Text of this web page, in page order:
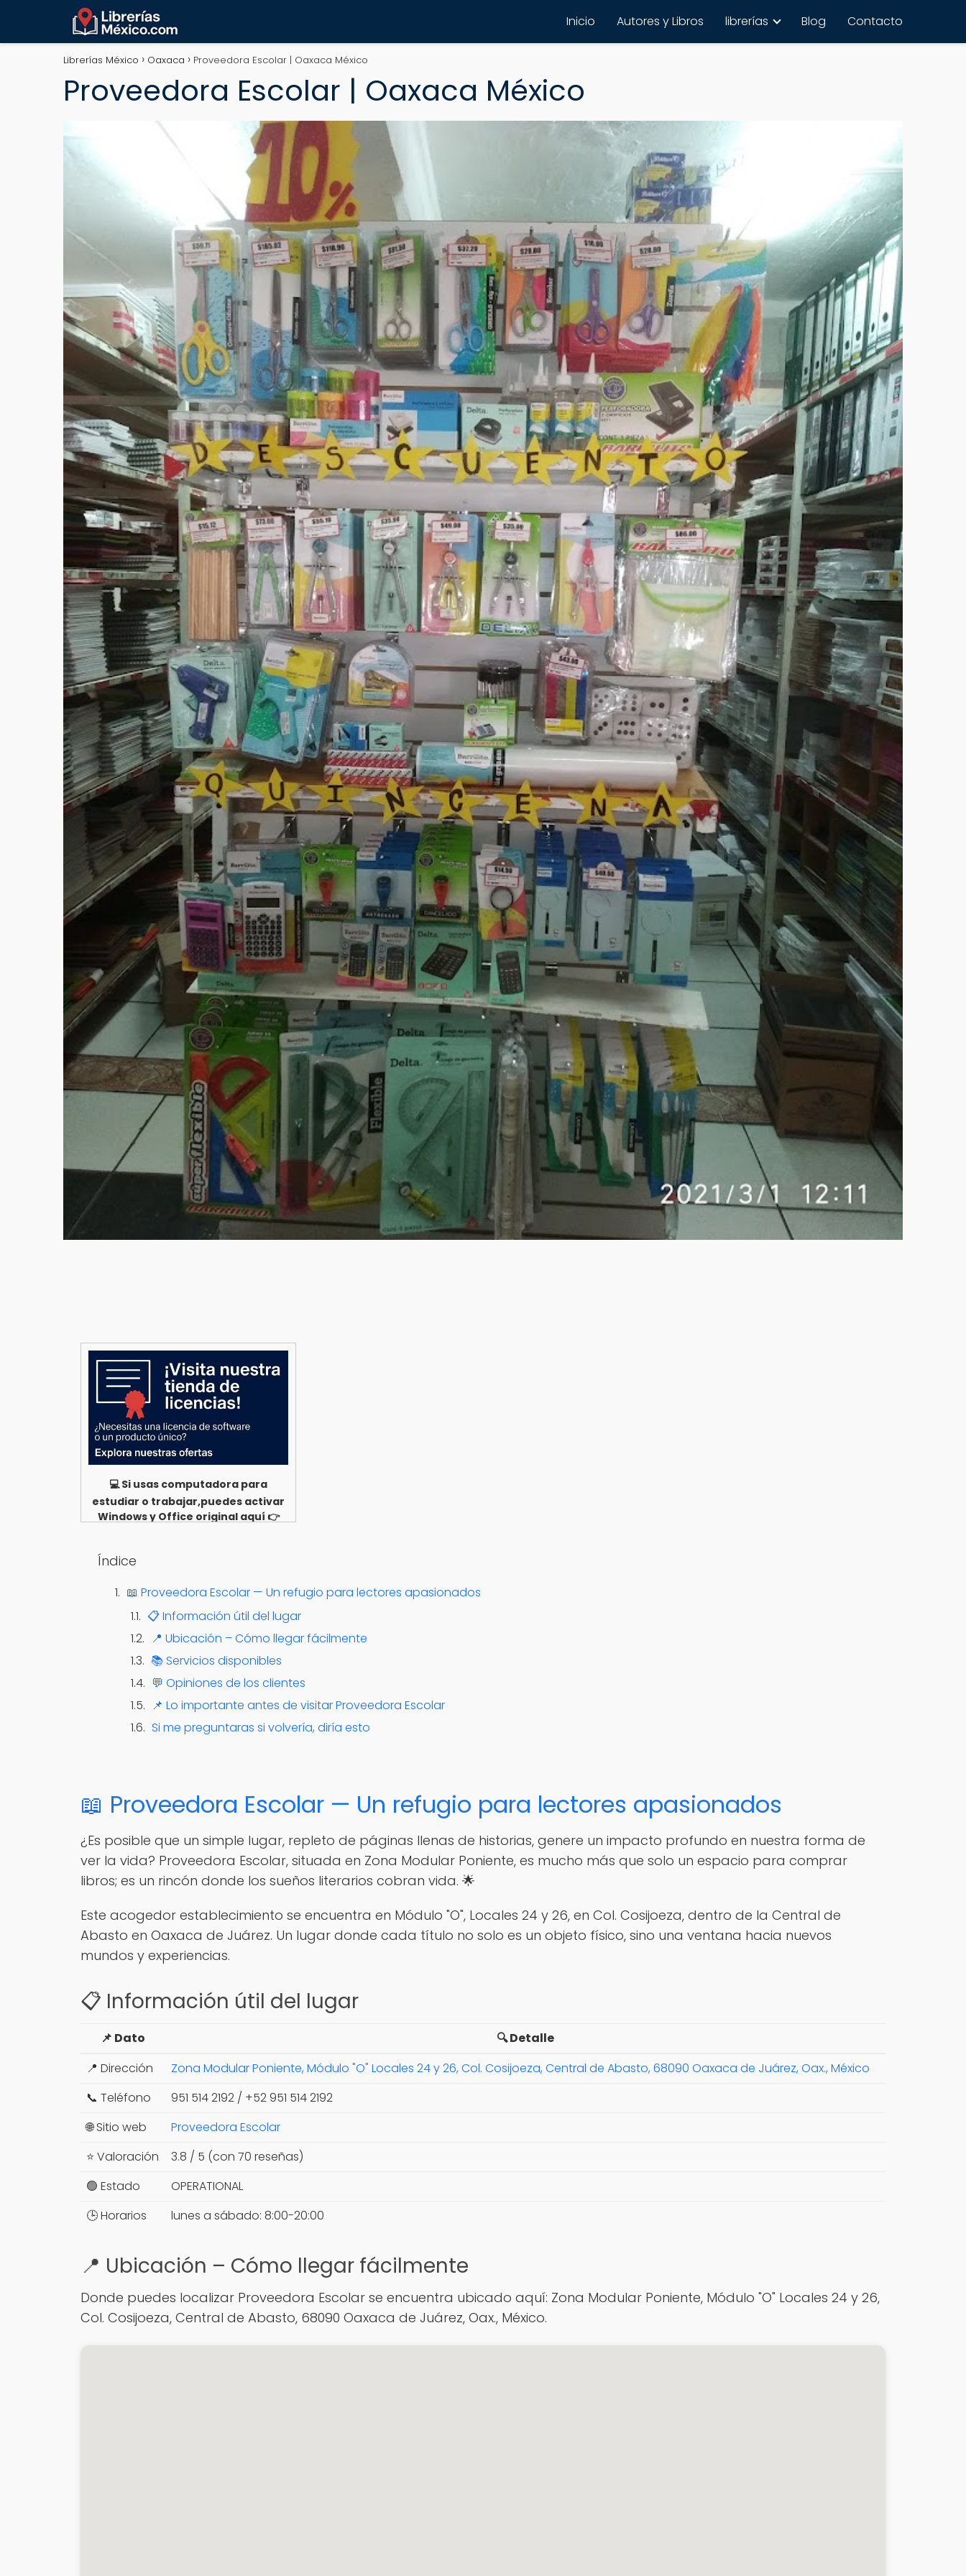
Inicio Autores y Libros librerías Blog Contacto
Librerías México Oaxaca Proveedora Escolar | Oaxaca México
Proveedora Escolar | Oaxaca México
💻 Si usas computadora para
estudiar o trabajar,puedes activar
Windows y Office original aquí 👉
Índice
📖 Proveedora Escolar — Un refugio para lectores apasionados
📋 Información útil del lugar
📍 Ubicación – Cómo llegar fácilmente
📚 Servicios disponibles
💬 Opiniones de los clientes
📌 Lo importante antes de visitar Proveedora Escolar
Si me preguntaras si volvería, diría esto
📖 Proveedora Escolar — Un refugio para lectores apasionados
¿Es posible que un simple lugar, repleto de páginas llenas de historias, genere un impacto profundo en nuestra forma de
ver la vida? Proveedora Escolar, situada en Zona Modular Poniente, es mucho más que solo un espacio para comprar
libros; es un rincón donde los sueños literarios cobran vida. 🌟
Este acogedor establecimiento se encuentra en Módulo "O", Locales 24 y 26, en Col. Cosijoeza, dentro de la Central de
Abasto en Oaxaca de Juárez. Un lugar donde cada título no solo es un objeto físico, sino una ventana hacia nuevos
mundos y experiencias.
📋 Información útil del lugar
📌 Dato
🔍 Detalle
📍 Dirección
Zona Modular Poniente, Módulo "O" Locales 24 y 26, Col. Cosijoeza, Central de Abasto, 68090 Oaxaca de Juárez, Oax., México
📞 Teléfono
951 514 2192 / +52 951 514 2192
🌐 Sitio web
Proveedora Escolar
⭐ Valoración
3.8 / 5 (con 70 reseñas)
🟢 Estado
OPERATIONAL
🕒 Horarios
lunes a sábado: 8:00-20:00
📍 Ubicación – Cómo llegar fácilmente
Donde puedes localizar Proveedora Escolar se encuentra ubicado aquí: Zona Modular Poniente, Módulo "O" Locales 24 y 26,
Col. Cosijoeza, Central de Abasto, 68090 Oaxaca de Juárez, Oax., México.